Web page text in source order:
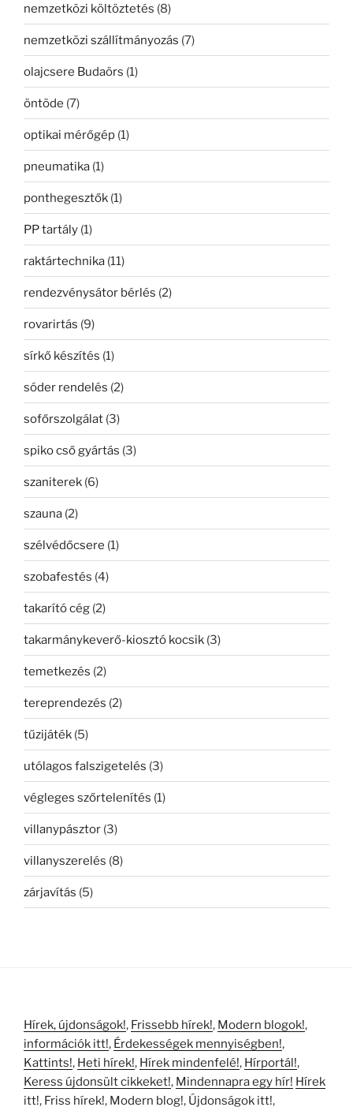
nemzetközi költöztetés (8)
nemzetközi szállítmányozás (7)
olajcsere Budaörs (1)
öntöde (7)
optikai mérőgép (1)
pneumatika (1)
ponthegesztők (1)
PP tartály (1)
raktártechnika (11)
rendezvénysátor bérlés (2)
rovarirtás (9)
sírkő készítés (1)
sóder rendelés (2)
sofőrszolgálat (3)
spiko cső gyártás (3)
szaniterek (6)
szauna (2)
szélvédőcsere (1)
szobafestés (4)
takarító cég (2)
takarmánykeverő-kiosztó kocsik (3)
temetkezés (2)
tereprendezés (2)
tűzijáték (5)
utólagos falszigetelés (3)
végleges szőrtelenítés (1)
villanypásztor (3)
villanyszerelés (8)
zárjavítás (5)
Hírek, újdonságok!, Frissebb hírek!, Modern blogok!,
információk itt!, Érdekességek mennyiségben!,
Kattints!, Heti hírek!, Hírek mindenfelé!, Hírportál!,
Keress újdonsült cikkeket!, Mindennapra egy hír! Hírek
itt!, Friss hírek!, Modern blog!, Újdonságok itt!,